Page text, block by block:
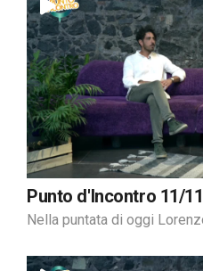
Punto d'Incontro 11/
Nella puntata di oggi